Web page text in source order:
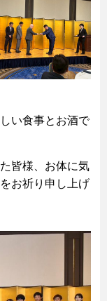
い食事とお酒で
皆様、お体に気
お祈り申し上げ